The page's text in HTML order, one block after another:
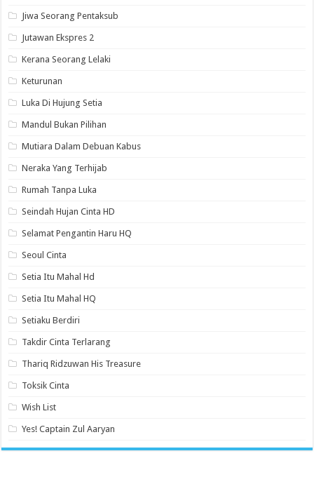
Jiwa Seorang Pentaksub
Jutawan Ekspres 2
Kerana Seorang Lelaki
Keturunan
Luka Di Hujung Setia
Mandul Bukan Pilihan
Mutiara Dalam Debuan Kabus
Neraka Yang Terhijab
Rumah Tanpa Luka
Seindah Hujan Cinta HD
Selamat Pengantin Haru HQ
Seoul Cinta
Setia Itu Mahal Hd
Setia Itu Mahal HQ
Setiaku Berdiri
Takdir Cinta Terlarang
Thariq Ridzuwan His Treasure
Toksik Cinta
Wish List
Yes! Captain Zul Aaryan